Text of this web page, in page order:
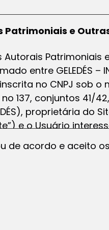
Patrimoniais e
Patrimoniais
entre GELEDÉS –
no CNPJ sob o
137, conjuntos 41/
proprietária do
e o Usuário
“Guest Post”
de acordo e aceito